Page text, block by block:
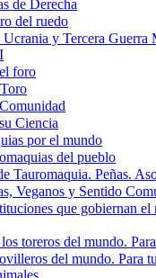
de Derecha
del ruedo
y Tercera Guerra
foro
Ciencia
por el mundo
del pueblo
Tauromaquia. Peñas.
Veganos y Sentido
que gobiernan el
toreros del mundo.
del mundo. Para